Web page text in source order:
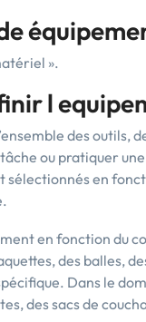
».
l
des outils,
ou pratiquer
sélectionnés en
en fonction du
des balles,
Dans le
des sacs de